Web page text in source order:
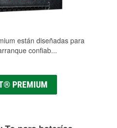
están diseñadas para
confiab...
PREMIUM